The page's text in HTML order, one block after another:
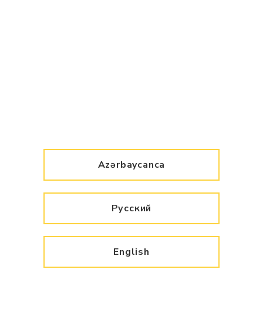
Azərbaycanca
Русский
English